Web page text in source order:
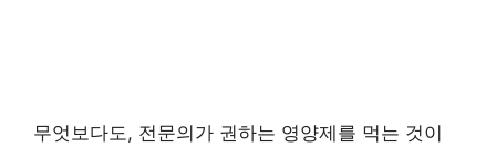
무엇보다도, 전문의가 권하는 영양제를 먹는 것이